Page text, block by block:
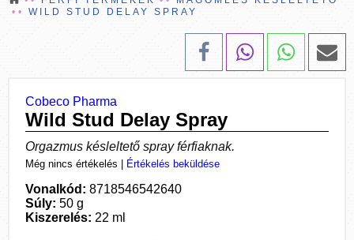
WILD STUD DELAY SPRAY
Cobeco Pharma
Wild Stud Delay Spray
Orgazmus késleltető spray férfiaknak.
Még nincs értékelés Értékelés beküldése
Vonalkód: 8718546542640
Súly: 50 g
Kiszerelés: 22 ml